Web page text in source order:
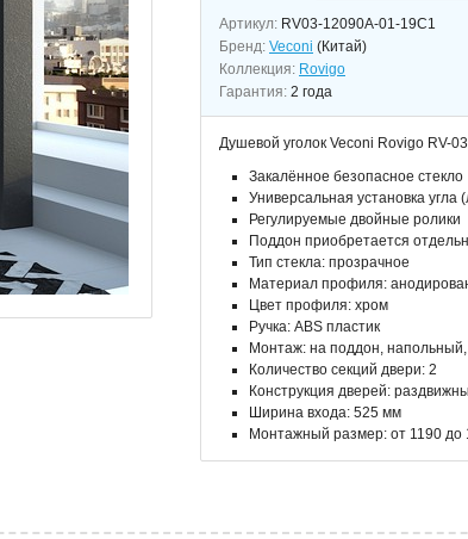
Артикул: RV03-12090A-01-19C1
Бренд: Veconi (Китай)
Коллекция: Rovigo
Гарантия: 2 года
Душевой уголок Veconi Rovigo RV-03
Закалённое безопасное стекло
Универсальная установка
Регулируемые двойные ролики
Поддон приобретается
Тип стекла: прозрачное
Материал профиля:
Цвет профиля: хром
Ручка: ABS пластик
Монтаж: на поддон,
Количество секций двери: 2
Конструкция дверей:
Ширина входа: 525 мм
Монтажный размер: от 1190 до